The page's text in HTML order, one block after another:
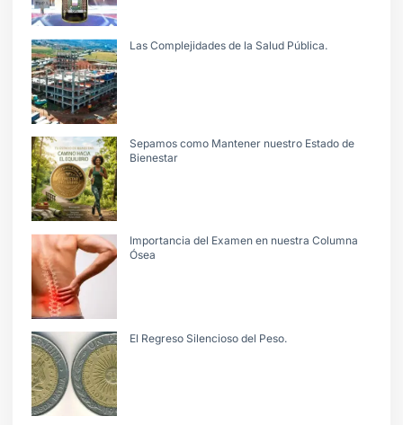
Las Complejidades de la Salud Pública.
Sepamos como Mantener nuestro Estado de
Bienestar
Importancia del Examen en nuestra Columna
Ósea
El Regreso Silencioso del Peso.